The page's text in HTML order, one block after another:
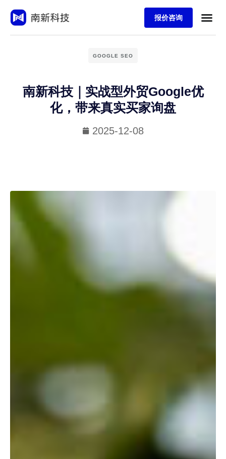
报价咨询
GOOGLE SEO
南新科技｜实战型外贸Google优
化，带来真实买家询盘
2025-12-08